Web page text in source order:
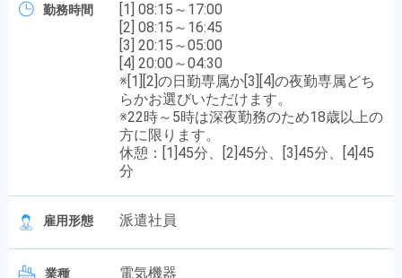
勤務時間
[1] 08:15～17:00
[2] 08:15～16:45
[3] 20:15～05:00
[4] 20:00～04:30
※[1][2]の日勤専属か[3][4]の夜勤専属どち
らかお選びいただけます。
※22時～5時は深夜勤務のため18歳以上の
方に限ります。
休憩：[1]45分、[2]45分、[3]45分、[4]45
分
雇用形態 派遣社員
業種 電気機器